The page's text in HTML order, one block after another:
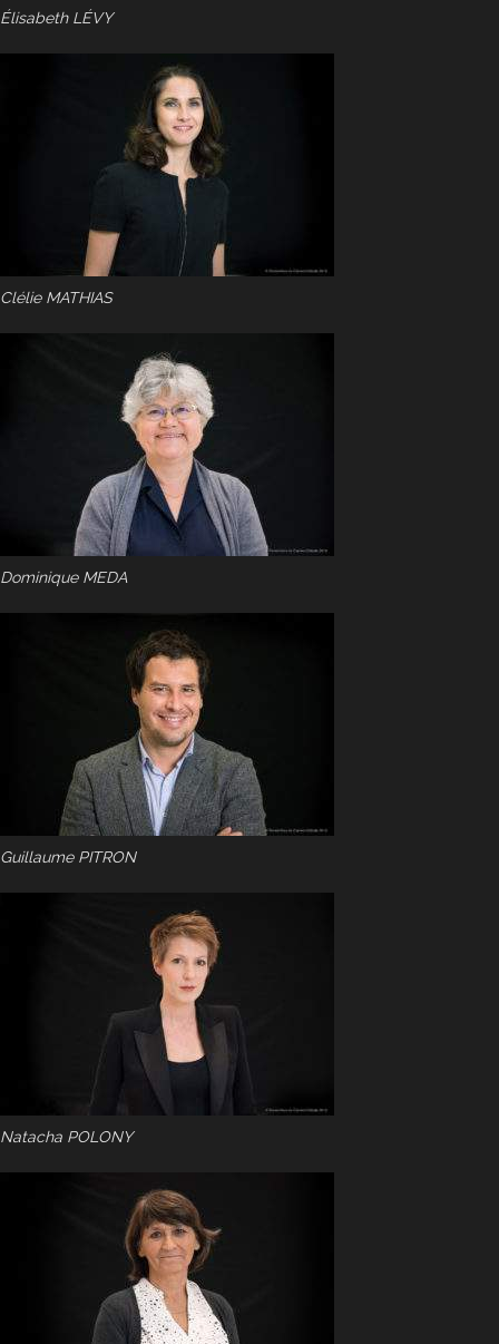
Élisabeth LÉVY
Clélie MATHIAS
Dominique MEDA
Guillaume PITRON
Natacha POLONY